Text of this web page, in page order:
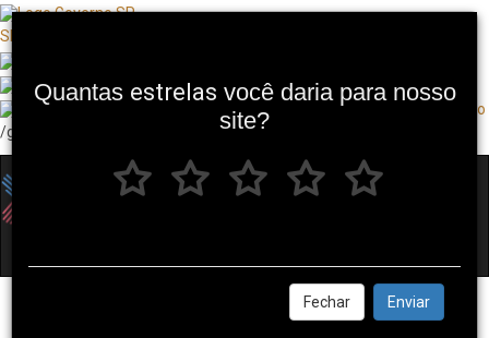
SP + Digital
/governosp
Quantas estrelas você daria para nosso
site?
Fechar Enviar